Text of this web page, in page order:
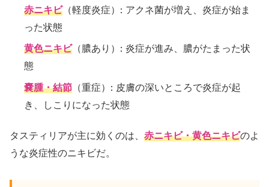
赤ニキビ（軽度炎症）: アクネ菌が増え、炎症が始ま
った状態
黄色ニキビ（膿あり）: 炎症が進み、膿がたまった状
態
嚢腫・結節 （重症）: 皮膚の深いところで炎症が起
き、しこりになった状態
タスティリアが主に効くのは、 赤ニキビ・黄色ニキビのよ
うな炎症性のニキビだ。